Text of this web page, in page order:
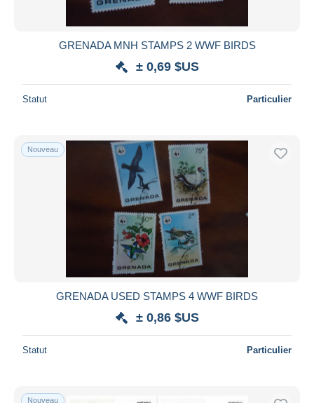
GRENADA MNH STAMPS 2 WWF BIRDS
± 0,69 $US
Statut Particulier
Nouveau
GRENADA USED STAMPS 4 WWF BIRDS
± 0,86 $US
Statut Particulier
Nouveau